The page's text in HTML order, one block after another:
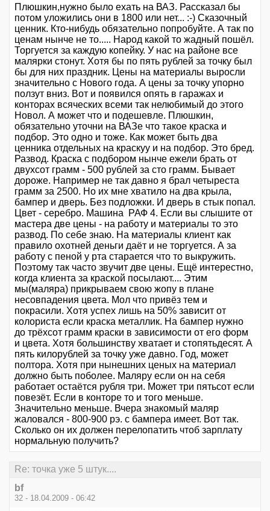
Плюшкин,нужно было ехать на ВАЗ. Рассказал бы
потом уложились они в 1800 или нет... :-) Сказочный
ценник. Кто-нибудь обязательно попробуйте. А так по
ценам нынче не то..... Народ какой то жадный пошёл.
Торгуется за каждую копейку. У нас на районе все
малярки стонут. Хотя бы по пять рублей за точку был
бы для них праздник. Цены на материалы выросли
значительно с Нового года. А цены за точку упорно
ползут вниз. Вот и появился опять в гаражах и
конторах всяческих всеми так нелюбимый до этого
Новол. А может что и подешевле. Плюшкин,
обязательно уточни на ВАЗе что такое краска и
подбор. Это одно и тоже. Как может быть два
ценника отдельных на краскуу и на подбор. Это бред.
Развод. Краска с подбором нынче ежели брать от
двухсот грамм - 500 рублей за сто грамм. Бывает
дороже. Например не так давно я брал четыреста
грамм за 2500. Но их мне хватило на два крыла,
бампер и дверь. Без подложки. И дверь в стык попал.
Цвет - серебро. Машина РАФ 4. Если вы слышите от
мастера две цены - на работу и материалы то это
развод. По себе знаю. На материалы клиент как
правило охотней деньги даёт и не торгуется. А за
работу с пеной у рта старается что то выкружить.
Поэтому так часто звучит две цены. Ещё интерестно,
когда клиента за краской посылают.... Этим
мы(маляра) прикрываем свою жопу в плане
несовпадения цвета. Мол что привёз тем и
покрасили. Хотя успех лишь на 50% зависит от
колориста если краска металлик. На бампер нужно
до трёхсот грамм краски в зависимости от его форм
и цвета. Хотя большинству хватает и стопятьдесят. А
пять килорублей за точку уже давно. Год, может
полтора. Хотя при нынешних ценых на материал
должно быть поболее. Маляру если он на себя
работает остаётся рубля три. Может три пятьсот если
повезёт. Если в конторе то и того меньше.
Значительно меньше. Вчера знакомый маляр
жаловался - 800-900 рэ. с бампера имеет. Вот так.
Сколько он их должен перелопатить чтоб зарплату
нормальную получить?
Re: точка уже 5 штук....
bf
32 - 18.04.2009 - 06:42